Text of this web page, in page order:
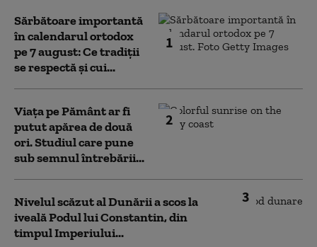
1
Sărbătoare importantă
în calendarul ortodox
pe 7 august: Ce tradiții
se respectă și cui...
2
Viața pe Pământ ar fi
putut apărea de două
ori. Studiul care pune
sub semnul întrebării...
3
Nivelul scăzut al Dunării a scos la
iveală Podul lui Constantin, din
timpul Imperiului...